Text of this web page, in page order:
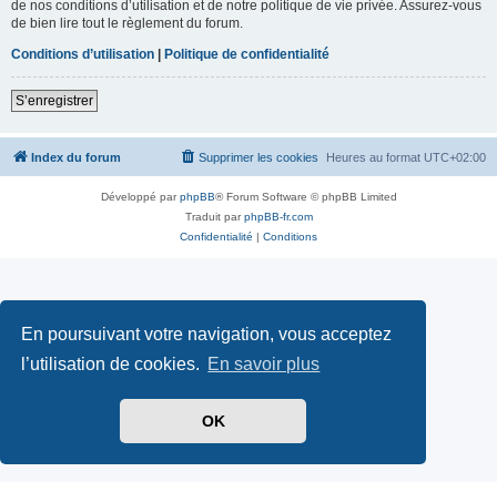
En poursuivant votre navigation, vous acceptez
l’utilisation de cookies. En savoir plus
OK
de nos conditions d’utilisation et de notre politique de vie privée. Assurez-vous
de bien lire tout le règlement du forum.
Conditions d’utilisation | Politique de confidentialité
S’enregistrer
Index du forum Heures au format UTC+02:00
Supprimer les cookies
Développé parphpBB® Forum Software © phpBB Limited
Traduit parphpBB-fr.com
Confidentialité | Conditions